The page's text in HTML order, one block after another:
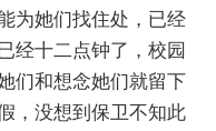
为她们找住处，已经
经十二点钟了，校园
们和想念她们就留下
，没想到保卫不知此